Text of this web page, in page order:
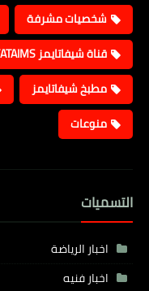
شخصيات مشرفة
قناة شيفاتايمز TV / SHEFATAIMS
مطبخ شيفاتايمز
منوعات
التسميات
اخبار الرياضة
اخبار فنيه